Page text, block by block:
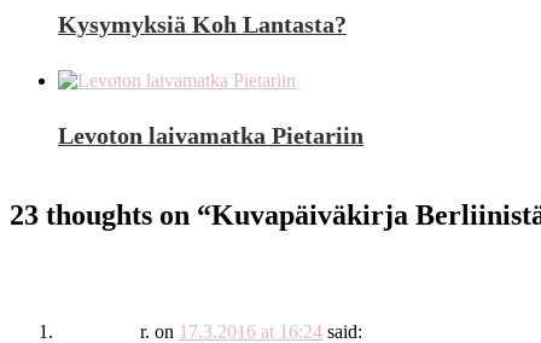
Kysymyksiä Koh Lantasta?
Levoton laivamatka Pietariin
23 thoughts on “Kuvapäiväkirja
r. on 17.3.2016 at 16:24 said: